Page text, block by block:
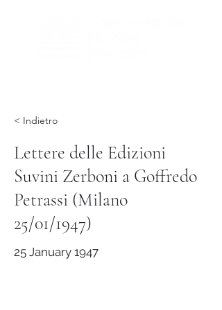
< Indietro
Lettere delle Edizioni
Suvini Zerboni a Goffredo
Petrassi (Milano
25/01/1947)
25 January 1947